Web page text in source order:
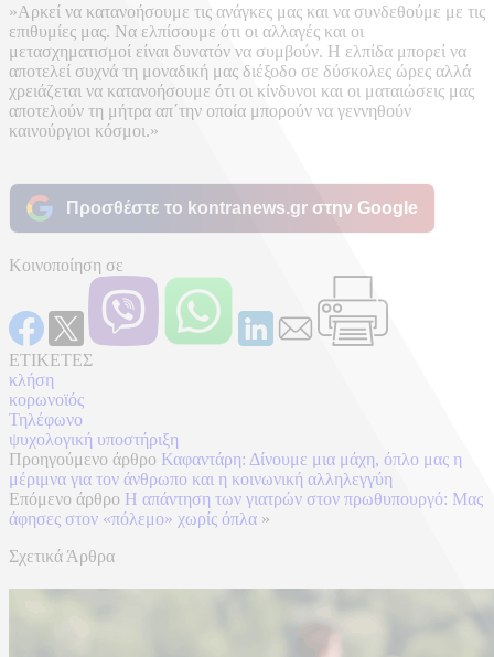
»Αρκεί να κατανοήσουμε τις ανάγκες μας και να συνδεθούμε με τις
επιθυμίες μας. Να ελπίσουμε ότι οι αλλαγές και οι
μετασχηματισμοί είναι δυνατόν να συμβούν. Η ελπίδα μπορεί να
αποτελεί συχνά τη μοναδική μας διέξοδο σε δύσκολες ώρες αλλά
χρειάζεται να κατανοήσουμε ότι οι κίνδυνοι και οι ματαιώσεις μας
αποτελούν τη μήτρα απ΄την οποία μπορούν να γεννηθούν
καινούργιοι κόσμοι.»
Προσθέστε το kontranews.gr στην Google
Κοινοποίηση σε
ΕΤΙΚΕΤΕΣ
κλήση
κορωνοϊός
Τηλέφωνο
ψυχολογική υποστήριξη
Προηγούμενο άρθρο Καφαντάρη: Δίνουμε μια μάχη, όπλο μας η
μέριμνα για τον άνθρωπο και η κοινωνική αλληλεγγύη
Επόμενο άρθρο Η απάντηση των γιατρών στον πρωθυπουργό: Mας
άφησες στον «πόλεμο» χωρίς όπλα »
Σχετικά Άρθρα